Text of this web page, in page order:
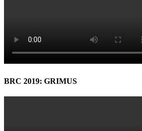
BRC 2019: GRIMUS